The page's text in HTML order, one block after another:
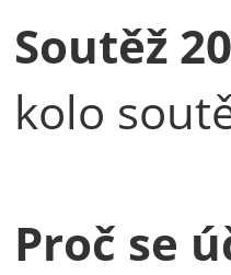
Soutěž
kolo
Proč se